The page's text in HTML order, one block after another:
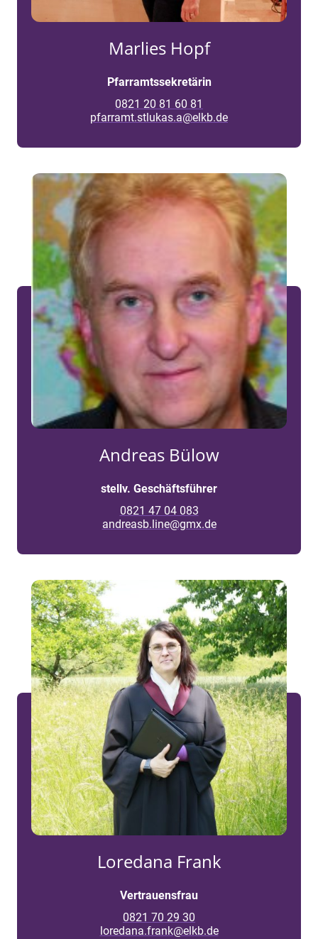
Marlies Hopf
Pfarramtssekretärin
0821 20 81 60 81
pfarramt.stlukas.a@elkb.de
Andreas Bülow
stellv. Geschäftsführer
0821 47 04 083
andreasb.line@gmx.de
Loredana Frank
Vertrauensfrau
0821 70 29 30
loredana.frank@elkb.de